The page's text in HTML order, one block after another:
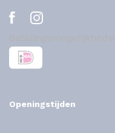
Openingstijden